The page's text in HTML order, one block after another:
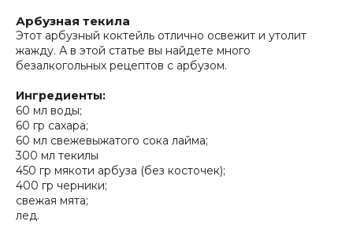
Арбузная текила
Этот арбузный коктейль отлично освежит и утолит
жажду. А в этой статье вы найдете много
безалкогольных рецептов с арбузом.
Ингредиенты:
60 мл воды;
60 гр сахара;
60 мл свежевыжатого сока лайма;
300 мл текилы
450 гр мякоти арбуза (без косточек);
400 гр черники;
свежая мята;
лед.